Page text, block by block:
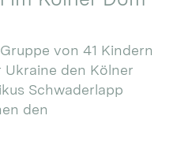
von 41 Kindern
Ukraine den Kölner
Schwaderlapp
den